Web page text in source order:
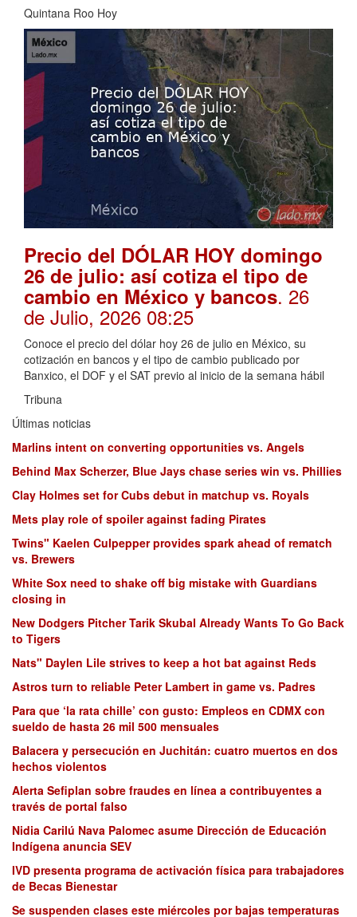
Quintana Roo Hoy
Precio del DÓLAR HOY domingo
26 de julio: así cotiza el tipo de
cambio en México y bancos. 26
de Julio, 2026 08:25
Conoce el precio del dólar hoy 26 de julio en México, su
cotización en bancos y el tipo de cambio publicado por
Banxico, el DOF y el SAT previo al inicio de la semana hábil
Tribuna
Últimas noticias
Marlins intent on converting opportunities vs. Angels
Behind Max Scherzer, Blue Jays chase series win vs. Phillies
Clay Holmes set for Cubs debut in matchup vs. Royals
Mets play role of spoiler against fading Pirates
Twins" Kaelen Culpepper provides spark ahead of rematch
vs. Brewers
White Sox need to shake off big mistake with Guardians
closing in
New Dodgers Pitcher Tarik Skubal Already Wants To Go Back
to Tigers
Nats" Daylen Lile strives to keep a hot bat against Reds
Astros turn to reliable Peter Lambert in game vs. Padres
Para que ‘la rata chille’ con gusto: Empleos en CDMX con
sueldo de hasta 26 mil 500 mensuales
Balacera y persecución en Juchitán: cuatro muertos en dos
hechos violentos
Alerta Sefiplan sobre fraudes en línea a contribuyentes a
través de portal falso
Nidia Carilú Nava Palomec asume Dirección de Educación
Indígena anuncia SEV
IVD presenta programa de activación física para trabajadores
de Becas Bienestar
Se suspenden clases este miércoles por bajas temperaturas